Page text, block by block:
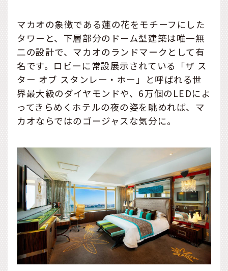
マカオの象徴である蓮の花をモチーフにした
タワーと、下層部分のドーム型建築は唯一無
二の設計で、マカオのランドマークとして有
名です。ロビーに常設展示されている「ザ ス
ター オブ スタンレー・ホー」と呼ばれる世
界最大級のダイヤモンドや、6万個のLEDによ
ってきらめくホテルの夜の姿を眺めれば、マ
カオならではのゴージャスな気分に。